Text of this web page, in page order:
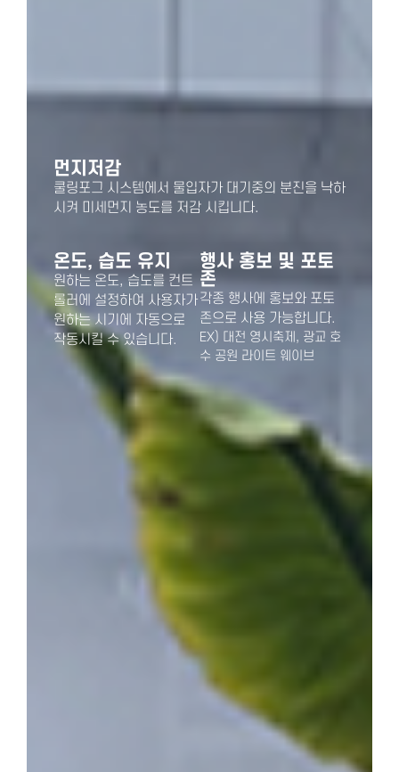
먼지저감
쿨링포그 시스템에서 물입자가 대기중의 분진을 낙하
시켜 미세먼지 농도를 저감 시킵니다.
온도, 습도 유지
원하는 온도, 습도를 컨트
롤러에 설정하여 사용자가
원하는 시기에 자동으로
작동시킬 수 있습니다.
행사 홍보 및 포토
존
각종 행사에 홍보와 포토
존으로 사용 가능합니다.
EX) 대전 영시축제, 광교 호
수 공원 라이트 웨이브